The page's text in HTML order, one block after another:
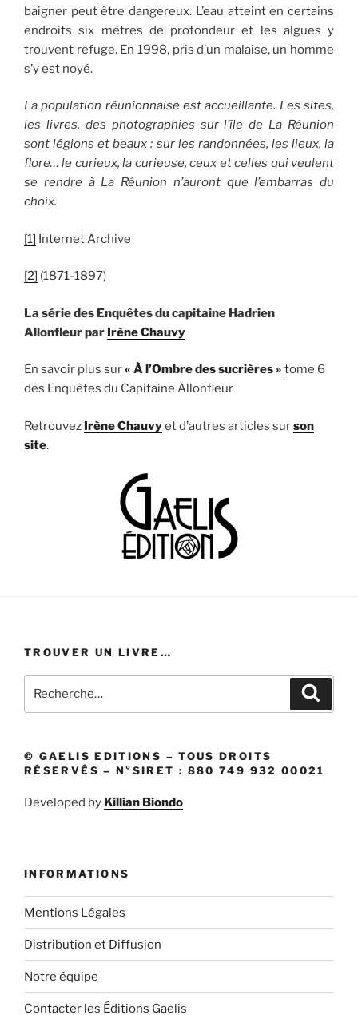
baigner peut être dangereux. L’eau atteint en certains
endroits six mètres de profondeur et les algues y
trouvent refuge. En 1998, pris d’un malaise, un homme
s’y est noyé.
La population réunionnaise est accueillante. Les sites,
les livres, des photographies sur l’île de La Réunion
sont légions et beaux : sur les randonnées, les lieux, la
flore… le curieux, la curieuse, ceux et celles qui veulent
se rendre à La Réunion n’auront que l’embarras du
choix.
[1] Internet Archive
[2] (1871-1897)
La série des Enquêtes du capitaine Hadrien
Allonfleurpar Irène Chauvy
En savoir plus sur« Àl’Ombre des sucrières » tome 6
des Enquêtes du Capitaine Allonfleur
Retrouvez Irène Chauvyet d’autres articles surson
site.
TROUVER UN LIVRE…
pour
© GAELIS EDITIONS – TOUS DROITS
RÉSERVÉS – N°SIRET : 880 749 932 00021
Developed by Killian Biondo
INFORMATIONS
Mentions Légales
Distribution et Diffusion
Notre équipe
Contacter les Éditions Gaelis